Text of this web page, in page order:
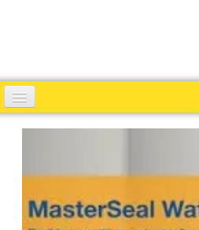
Accueil
Produits